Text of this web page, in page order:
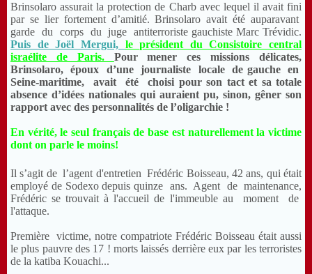
Brinsolaro assurait la protection de Charb avec lequel il avait fini
par se lier fortement d’amitié. Brinsolaro avait été auparavant
garde du corps du juge antiterroriste gauchiste Marc Trévidic.
Puis de Joël Mergui, le président du Consistoire central
israélite de Paris.
Pour mener ces missions délicates,
Brinsolaro, époux d’une journaliste locale de gauche en
Seine-maritime, avait été choisi pour son tact et sa totale
absence d’idées nationales qui auraient pu, sinon, gêner son
rapport avec des personnalités de l’oligarchie !
En vérité, le seul français de base est naturellement la victime
dont on parle le moins!
Il s’agit de l’agent d'entretien Frédéric Boisseau, 42 ans, qui était
employé de Sodexo depuis quinze ans. Agent de maintenance,
Frédéric se trouvait à l'accueil de l'immeuble au moment de
l'attaque.
Première victime, notre compatriote Frédéric Boisseau était aussi
le plus pauvre des 17 ! morts laissés derrière eux par les terroristes
de la katiba Kouachi...